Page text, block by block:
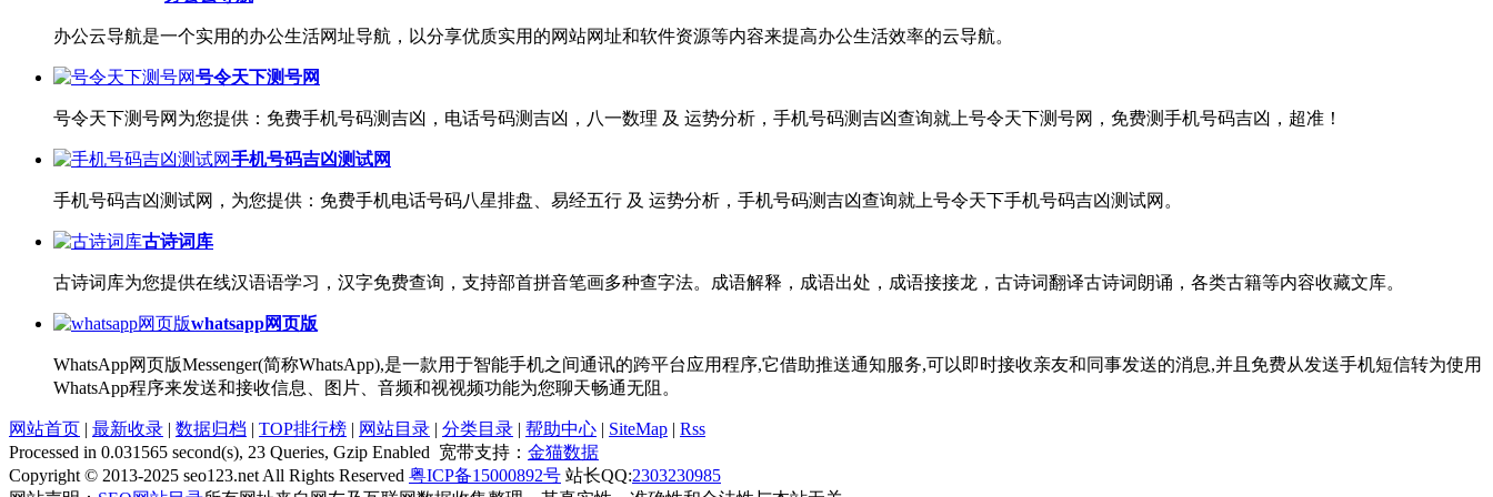
办公云导航是一个实用的办公生活网址导航，以分享优质实用的网站网址和软件资源等内容来提高办公生活效率的云导航。
号令天下测号网
号令天下测号网为您提供：免费手机号码测吉凶，电话号码测吉凶，八一数理 及 运势分析，手机号码测吉凶查询就上号令天下测号网，免费测手机号码吉凶，超准！
手机号码吉凶测试网
手机号码吉凶测试网，为您提供：免费手机电话号码八星排盘、易经五行 及 运势分析，手机号码测吉凶查询就上号令天下手机号码吉凶测试网。
古诗词库
古诗词库为您提供在线汉语语学习，汉字免费查询，支持部首拼音笔画多种查字法。成语解释，成语出处，成语接接龙，古诗词翻译古诗词朗诵，各类古籍等内容收藏文库。
whatsapp网页版
WhatsApp网页版Messenger(简称WhatsApp),是一款用于智能手机之间通讯的跨平台应用程序,它借助推送通知服务,可以即时接收亲友和同事发送的消息,并且免费从发送手机短信转为使用
WhatsApp程序来发送和接收信息、图片、音频和视视频功能为您聊天畅通无阻。
网站首页 | 最新收录 | 数据归档 | TOP排行榜 | 网站目录 | 分类目录 | 帮助中心 | SiteMap | Rss
Processed in 0.031565 second(s), 23 Queries, Gzip Enabled 宽带支持： 金猫数据
Copyright © 2013-2025 seo123.net All Rights Reserved 粤ICP备15000892号 站长QQ:2303230985